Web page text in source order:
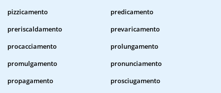
pizzicamento
predicamento
preriscaldamento
prevaricamento
procacciamento
prolungamento
promulgamento
pronunciamento
propagamento
prosciugamento